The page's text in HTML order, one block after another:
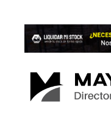
contenido